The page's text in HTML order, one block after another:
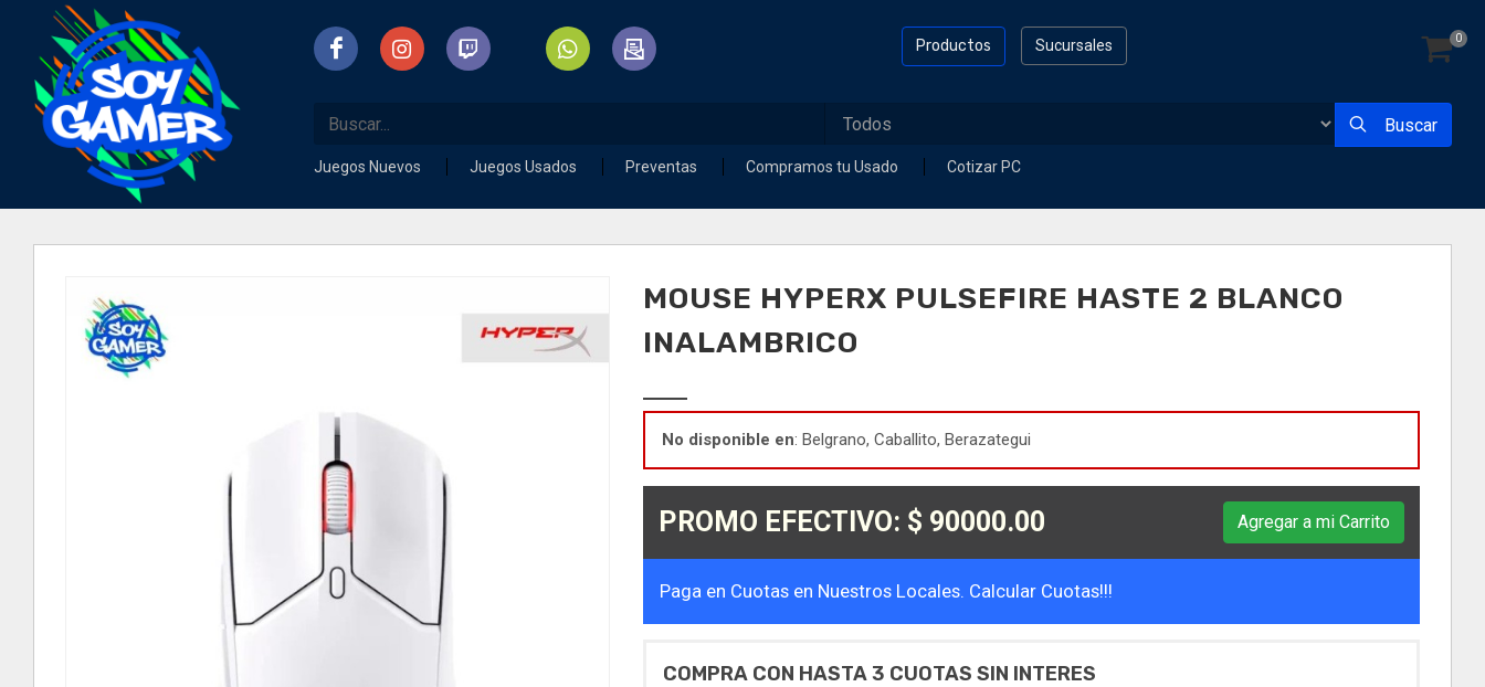
Sucursales
Productos 0
Buscar
Juegos Nuevos Juegos Usados Preventas Compramos tu Usado Cotizar PC
MOUSE HYPERX PULSEFIRE HASTE 2 BLANCO
INALAMBRICO
No disponible en: Belgrano, Caballito, Berazategui
PROMO EFECTIVO: $ 90000.00 Agregar a mi Carrito
Paga en Cuotas en Nuestros Locales. Calcular Cuotas!!!
COMPRA CON HASTA 3 CUOTAS SIN INTERES